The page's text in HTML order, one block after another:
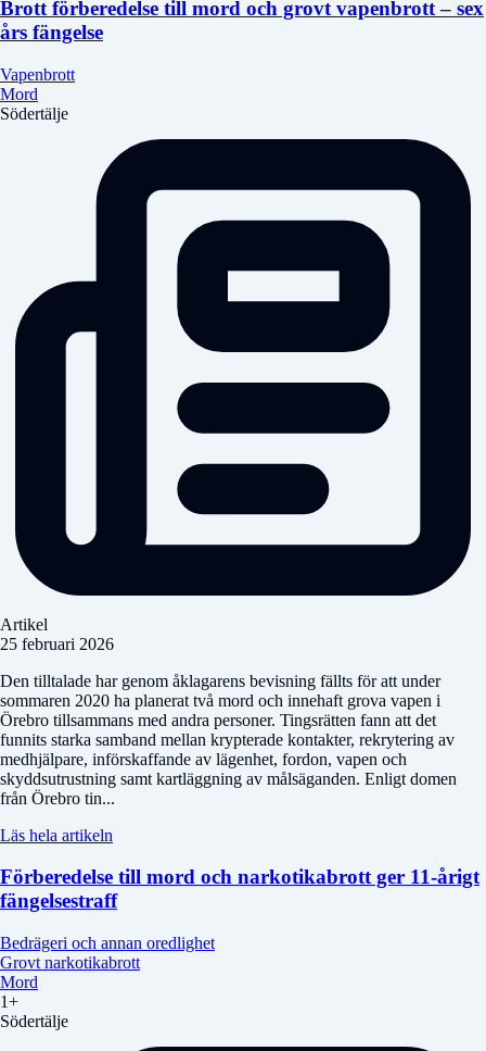
Brott förberedelse till mord och grovt vapenbrott – sex
års fängelse
Vapenbrott
Mord
Södertälje
Artikel
25 februari 2026
Den tilltalade har genom åklagarens bevisning fällts för att under
sommaren 2020 ha planerat två mord och innehaft grova vapen i
Örebro tillsammans med andra personer. Tingsrätten fann att det
funnits starka samband mellan krypterade kontakter, rekrytering av
medhjälpare, införskaffande av lägenhet, fordon, vapen och
skyddsutrustning samt kartläggning av målsäganden. Enligt domen
från Örebro tin...
Läs hela artikeln
Förberedelse till mord och narkotikabrott ger 11-årigt
fängelsestraff
Bedrägeri och annan oredlighet
Grovt narkotikabrott
Mord
1+
Södertälje